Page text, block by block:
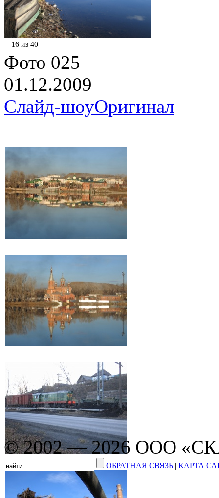
16 из 40
Фото 025
01.12.2009
Слайд-шоуОригинал
© 2002 — 2026 ООО
ОБРАТНАЯ СВЯЗЬ | КАРТА